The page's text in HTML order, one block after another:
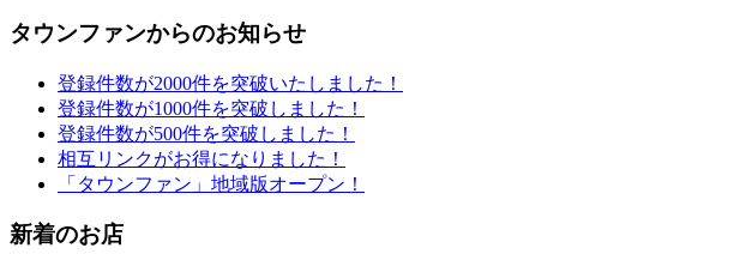
タウンファンからのお知らせ
登録件数が2000件を突破いたしました！
登録件数が1000件を突破しました！
登録件数が500件を突破しました！
相互リンクがお得になりました！
「タウンファン」地域版オープン！
新着のお店